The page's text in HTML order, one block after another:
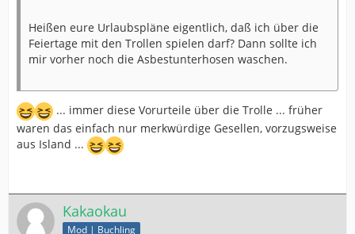
Heißen eure Urlaubspläne eigentlich, daß ich über die
Feiertage mit den Trollen spielen darf? Dann sollte ich
mir vorher noch die Asbestunterhosen waschen.
... immer diese Vorurteile über die Trolle ... früher
waren das einfach nur merkwürdige Gesellen, vorzugsweise
aus Island ...
Kakaokau
Mod | Buchling